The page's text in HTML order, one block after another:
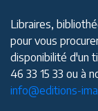
Libraires,
pour vous
disponibilité d'un
46 33 15 33 ou à
info@editions-